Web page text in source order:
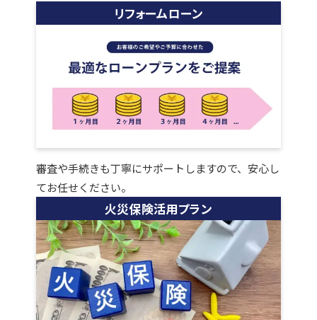
リフォームローン
審査や手続きも丁寧にサポートしますので、安心し
てお任せください。
火災保険活用プラン